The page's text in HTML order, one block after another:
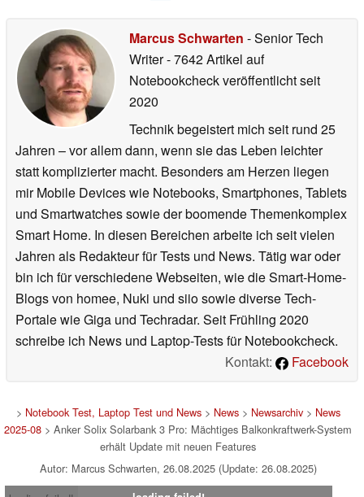
Marcus Schwarten - Senior Tech
Writer- 7642 Artikel auf
Notebookcheck veröffentlichtseit
2020
Technik begeistert mich seit rund 25
Jahren – vor allem dann, wenn sie das Leben leichter
statt komplizierter macht. Besonders am Herzen liegen
mir Mobile Devices wie Notebooks, Smartphones, Tablets
und Smartwatches sowie der boomende Themenkomplex
Smart Home. In diesen Bereichen arbeite ich seit vielen
Jahren als Redakteur für Tests und News. Tätig war oder
bin ich für verschiedene Webseiten, wie die Smart-Home-
Blogs von homee, Nuki und siio sowie diverse Tech-
Portale wie Giga und Techradar. Seit Frühling 2020
schreibe ich News und Laptop-Tests für Notebookcheck.
Kontakt:
Facebook
> Notebook Test, Laptop Test und News> News> Newsarchiv> News
2025-08 > Anker Solix Solarbank 3 Pro: Mächtiges Balkonkraftwerk-System
erhält Update mit neuen Features
Autor: Marcus Schwarten, 26.08.2025 (Update: 26.08.2025)